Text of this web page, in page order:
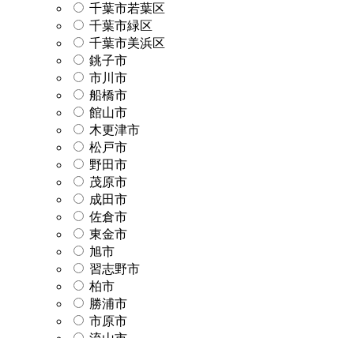
千葉市若葉区
千葉市緑区
千葉市美浜区
銚子市
市川市
船橋市
館山市
木更津市
松戸市
野田市
茂原市
成田市
佐倉市
東金市
旭市
習志野市
柏市
勝浦市
市原市